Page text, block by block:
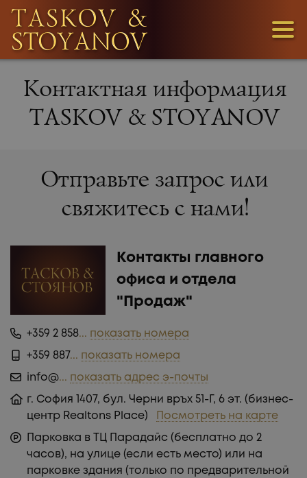
3
1
МЫ
ИЩЕМ
Контактная информация
TASKOV & STOYANOV
Отправьте запрос или
свяжитесь с нами!
Контакты главного
офиса и отдела
"Продаж"
+359 2 858... показать номера
+359 887... показать номера
info@... показать адрес э-почты
г. София 1407, бул. Черни връх 51-Г, 6 эт. (бизнес-
центр Realtons Place)
Посмотреть на карте
Парковка в ТЦ Парадайс (бесплатно до 2
часов), на улице (если есть место) или на
парковке здания (только по предварительной